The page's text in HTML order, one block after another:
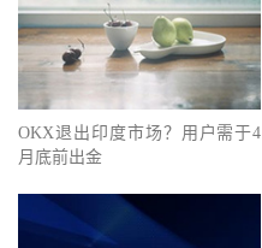
OKX退出印度市场？用户需于4
月底前出金